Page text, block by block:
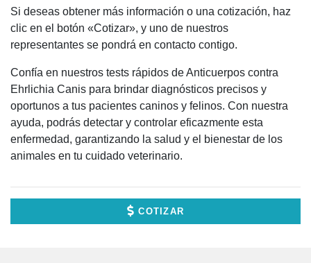
Si deseas obtener más información o una cotización, haz
clic en el botón «Cotizar», y uno de nuestros
representantes se pondrá en contacto contigo.
Confía en nuestros tests rápidos de Anticuerpos contra
Ehrlichia Canis para brindar diagnósticos precisos y
oportunos a tus pacientes caninos y felinos. Con nuestra
ayuda, podrás detectar y controlar eficazmente esta
enfermedad, garantizando la salud y el bienestar de los
animales en tu cuidado veterinario.
COTIZAR